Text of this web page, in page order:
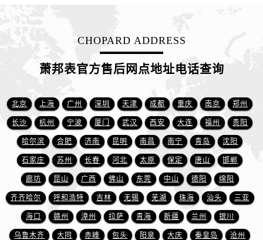
山东省淄博市张店区金晶大道萧邦售后服务中心（需提前预约）
上海市黄浦区南京东路299号宏伊国际广场写字楼8层806室萧邦售后服务中心（需提前预约）
上海市徐汇区虹桥路3号港汇中心2座37层3705室萧邦售后服务中心（需提前预约）
浙江省杭州市上城区钱江路1366号华润大厦A座5层503-5室萧邦售后服务中心（需提前预约）
浙江省湖州市吴兴区劳动路萧邦售后服务中心（需提前预约）
浙江省嘉兴市南湖区广益路705号嘉兴世界贸易中心A座13层1304室萧邦售后服务中心（需提前预约）
浙江省金华市金东区东市南街777号金华万达广场4号楼22楼2209室萧邦售后服务中心（需提前预约）
浙江省丽水市莲都区解放街萧邦售后服务中心（需提前预约）
浙江省宁波市江北区大闸南路500号来福士广场办公楼20层2009室萧邦售后服务中心（需提前预约）
CHOPARD ADDRESS
萧邦表官方售后网点地址电话查询
北京 上海 广州 深圳 天津 成都 重庆 南京 郑州
长沙 杭州 宁波 厦门 武汉 西安 大连 福州 贵阳
哈尔滨 合肥 济南 昆明 南昌 南宁 青岛 沈阳
石家庄 苏州 长春 河北 太原 保定 唐山 邯郸
廊坊 昆山 广西 佛山 东莞 中山 德阳 绵阳
齐齐哈尔 呼和浩特 吉林 无锡 芜湖 珠海 汕头 三亚
海口 赣州 漳州 拉萨 青海 新疆 兰州 银川
乌鲁木齐 大同 赤峰 包头 阳泉 大庆 秦皇岛 沧州